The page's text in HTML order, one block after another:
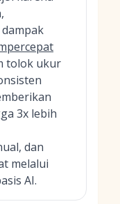
tolok ukur
3x lebih
dan
melalui
AI.